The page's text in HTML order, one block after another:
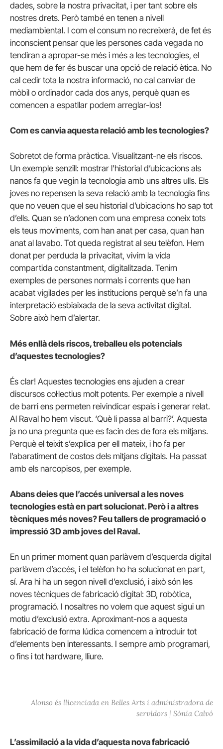
dades, sobre la nostra privacitat, i per tant sobre els
nostres drets. Però també en tenen a nivell
mediambiental. I com el consum no recreixerà, de fet és
inconscient pensar que les persones cada vegada no
tendiran a apropar-se més i més a les tecnologies, el
que hem de fer és buscar una opció de relació ètica. No
cal cedir tota la nostra informació, no cal canviar de
mòbil o ordinador cada dos anys, perquè quan es
comencen a espatllar podem arreglar-los!
Com es canvia aquesta relació amb les tecnologies?
Sobretot de forma pràctica. Visualitzant-ne els riscos.
Un exemple senzill: mostrar l’historial d’ubicacions als
nanos fa que vegin la tecnologia amb uns altres ulls. Els
joves no repensen la seva relació amb la tecnologia fins
que no veuen que el seu historial d’ubicacions ho sap tot
d’ells. Quan se n’adonen com una empresa coneix tots
els teus moviments, com han anat per casa, quan han
anat al lavabo. Tot queda registrat al seu telèfon. Hem
donat per perduda la privacitat, vivim la vida
compartida constantment, digitalitzada. Tenim
exemples de persones normals i corrents que han
acabat vigilades per les institucions perquè se’n fa una
interpretació esbiaixada de la seva activitat digital.
Sobre això hem d’alertar.
Més enllà dels riscos, treballeu els potencials
d’aquestes tecnologies?
És clar! Aquestes tecnologies ens ajuden a crear
discursos col·lectius molt potents. Per exemple a nivell
de barri ens permeten reivindicar espais i generar relat.
Al Raval ho hem viscut. ‘Què li passa al barri?’. Aquesta
ja no una pregunta que es facin des de fora els mitjans.
Perquè el teixit s’explica per ell mateix, i ho fa per
l’abaratiment de costos dels mitjans digitals. Ha passat
amb els narcopisos, per exemple.
Abans deies que l’accés universal a les noves
tecnologies està en part solucionat. Però i a altres
tècniques més noves? Feu tallers de programació o
impressió 3D amb joves del Raval.
En un primer moment quan parlàvem d’esquerda digital
parlàvem d’accés, i el telèfon ho ha solucionat en part,
sí. Ara hi ha un segon nivell d’exclusió, i això són les
noves tècniques de fabricació digital: 3D, robòtica,
programació. I nosaltres no volem que aquest sigui un
motiu d’exclusió extra. Aproximant-nos a aquesta
fabricació de forma lúdica comencem a introduir tot
d’elements ben interessants. I sempre amb programari,
o fins i tot hardware, lliure.
Alonso és llicenciada en Belles Arts i administradora de
servidors | Sònia Calvó
L’assimilació a la vida d’aquesta nova fabricació